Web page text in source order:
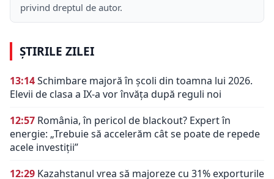
privind dreptul de autor.
ȘTIRILE ZILEI
13:14Schimbare majoră în școli din toamna lui 2026.
Elevii de clasa a IX-a vor învăța după reguli noi
12:57 România, în pericol de blackout? Expert în
energie: „Trebuie să accelerăm cât se poate de repede
acele investiții”
12:29 Kazahstanul vrea să majoreze cu 31% exporturile